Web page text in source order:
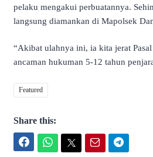
pelaku mengakui perbuatannya.
langsung diamankan di Mapolsek
“Akibat ulahnya ini, ia kita jerat
ancaman hukuman 5-12 tahun
Featured
Share this: